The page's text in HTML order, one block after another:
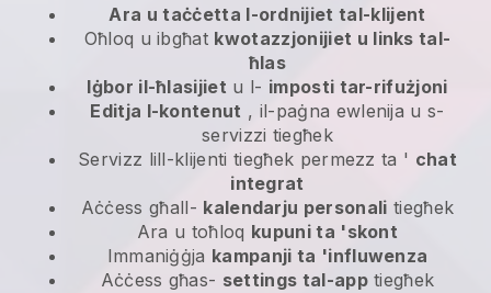
Ara u taċċetta l-ordnijiet tal-klijent
Oħloq u ibgħat kwotazzjonijiet u links tal-
ħlas
Iġbor il-ħlasijiet u l- imposti tar-rifużjoni
Editja l-kontenut , il-paġna ewlenija u s-
servizzi tiegħek
Servizz lill-klijenti tiegħek permezz ta ' chat
integrat
Aċċess għall- kalendarju personali tiegħek
Ara u toħloq kupuni ta 'skont
Immaniġġja kampanji ta 'influwenza
Aċċess għas- settings tal-apptiegħek